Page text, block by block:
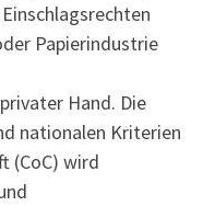
Papierindustrie
Hand. Die
nationalen Kriterien
(CoC) wird